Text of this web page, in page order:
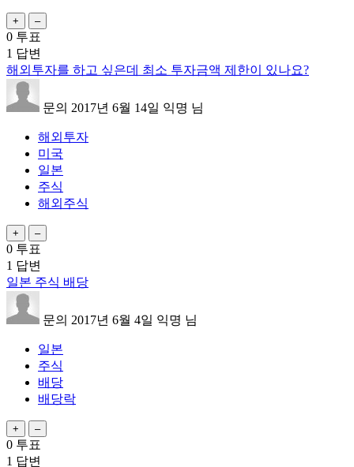
0 투표
1 답변
해외투자를 하고 싶은데 최소 투자금액 제한이 있나요?
문의 2017년 6월 14일 익명 님
해외투자
미국
일본
주식
해외주식
0 투표
1 답변
일본 주식 배당
문의 2017년 6월 4일 익명 님
일본
주식
배당
배당락
0 투표
1 답변